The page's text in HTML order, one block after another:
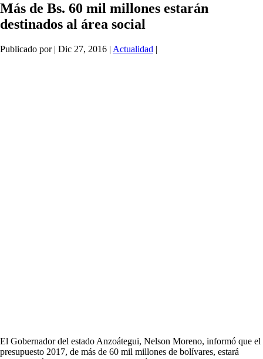
Más de Bs. 60 mil millones estarán
destinados al área social
Publicado por | Dic 27, 2016 | Actualidad |
El Gobernador del estado Anzoátegui, Nelson Moreno, informó que el
presupuesto 2017, de más de 60 mil millones de bolívares, estará